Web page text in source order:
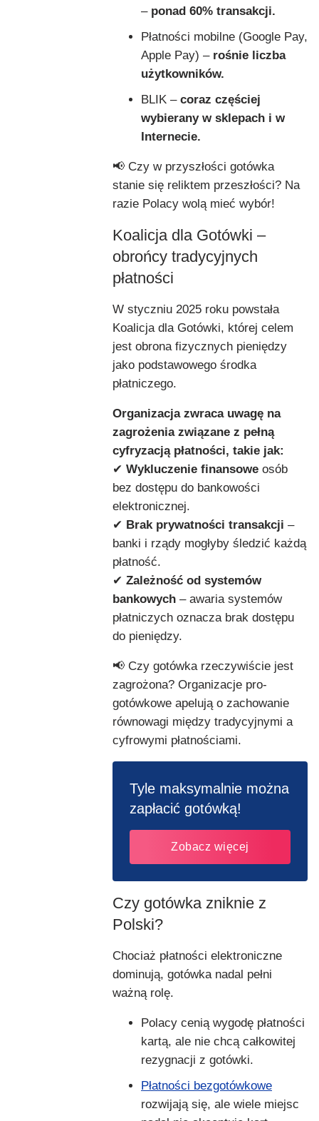
– ponad 60% transakcji.
Płatności mobilne (Google Pay,
Apple Pay) – rośnie liczba
użytkowników.
BLIK – coraz częściej
wybierany w sklepach i w
Internecie.
📢 Czy w przyszłości gotówka
stanie się reliktem przeszłości? Na
razie Polacy wolą mieć wybór!
Koalicja dla Gotówki –
obrońcy tradycyjnych
płatności
W styczniu 2025 roku powstała
Koalicja dla Gotówki, której celem
jest obrona fizycznych pieniędzy
jako podstawowego środka
płatniczego.
Organizacja zwraca uwagę na
zagrożenia związane z pełną
cyfryzacją płatności, takie jak:
✔ Wykluczenie finansowe osób
bez dostępu do bankowości
elektronicznej.
✔ Brak prywatności transakcji –
banki i rządy mogłyby śledzić każdą
płatność.
✔ Zależność od systemów
bankowych – awaria systemów
płatniczych oznacza brak dostępu
do pieniędzy.
📢 Czy gotówka rzeczywiście jest
zagrożona? Organizacje pro-
gotówkowe apelują o zachowanie
równowagi między tradycyjnymi a
cyfrowymi płatnościami.
Tyle maksymalnie można
zapłacić gotówką!
Zobacz więcej
Czy gotówka zniknie z
Polski?
Chociaż płatności elektroniczne
dominują, gotówka nadal pełni
ważną rolę.
Polacy cenią wygodę płatności
kartą, ale nie chcą całkowitej
rezygnacji z gotówki.
Płatności bezgotówkowe
rozwijają się, ale wiele miejsc